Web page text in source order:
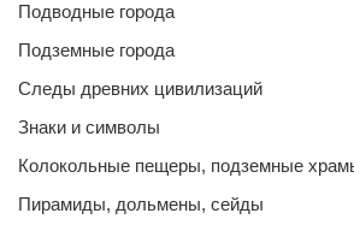
Подводные города
Подземные города
Следы древних цивилизаций
Знаки и символы
Колокольные пещеры, подземные
Пирамиды, дольмены, сейды